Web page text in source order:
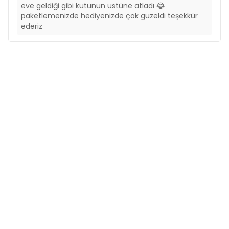
eve geldiği gibi kutunun üstüne atladı 😂
paketlemenizde hediyenizde çok güzeldi teşekkür
ederiz